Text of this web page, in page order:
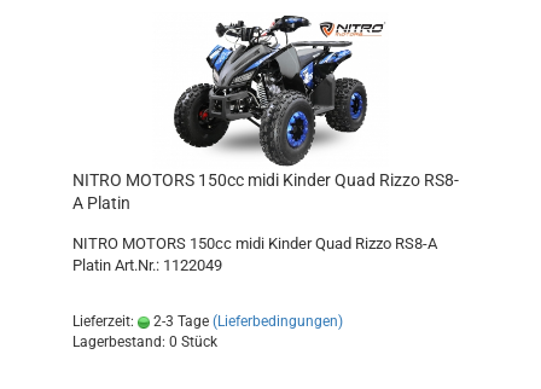
NITRO MOTORS 150cc midi Kinder Quad Rizzo RS8-
A Platin
NITRO MOTORS 150cc midi Kinder Quad Rizzo RS8-A
Platin Art.Nr.: 1122049
Lieferzeit: 2-3 Tage (Lieferbedingungen)
Lagerbestand: 0 Stück